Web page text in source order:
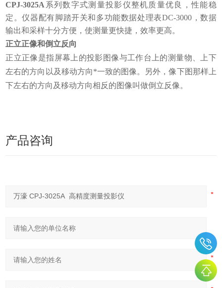
CPJ-3025A 系列数字式测量投影仪整机质量优良，性能稳
定。仪器配有脚踏开关和多功能数据处理表DC-3000，数据
输出和采样十分方便，使测量更快捷，效率更高。
正立正像和倒立反向
正立正像是指屏幕上的投影图像与工作台上的测量物、上下
左右的方向以及移动方向*一致的图像。另外，像下图那样上
下左右的方向及移动方向相反的图像叫做倒立反像。
产品咨询